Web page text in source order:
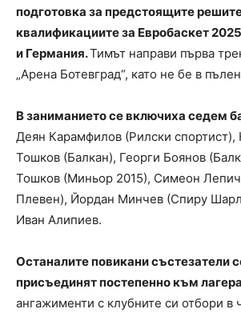
подготовка за предстоящите
квалификациите за Евробаскет
и Германия.Тимът направи първа
„Арена Ботевград“, като не бе в
В заниманието се включиха седем
Деян Карамфилов (Рилски спортист),
Тошков (Балкан), Георги Боянов
Тошков (Миньор 2015), Симеон
Плевен), Йордан Минчев (Спиру
Иван Алипиев.
Останалите повикани състезатели
присъединят постепенно към лагера
ангажименти с клубните си отбори в